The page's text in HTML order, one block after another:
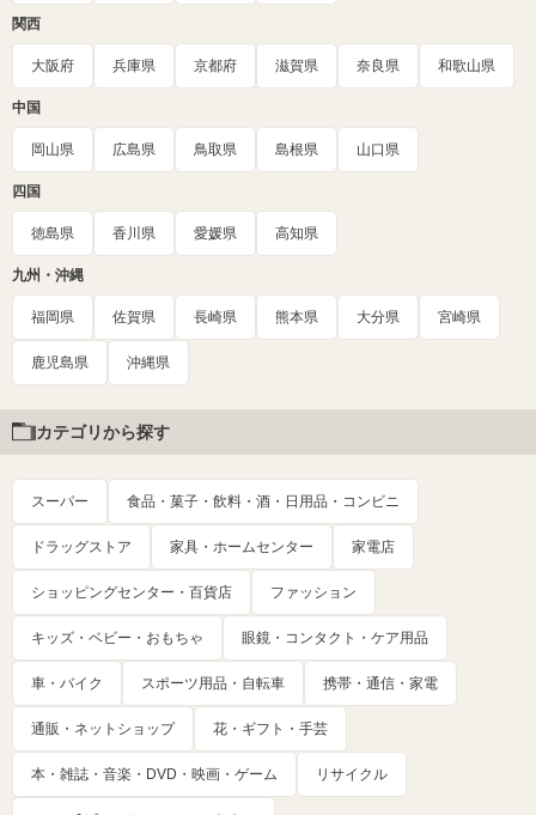
関西
大阪府 兵庫県 京都府 滋賀県 奈良県 和歌山県
中国
岡山県 広島県 鳥取県 島根県 山口県
四国
徳島県 香川県 愛媛県 高知県
九州・沖縄
福岡県 佐賀県 長崎県 熊本県 大分県 宮崎県
鹿児島県 沖縄県
カテゴリから探す
スーパー 食品・菓子・飲料・酒・日用品・コンビニ
ドラッグストア 家具・ホームセンター 家電店
ショッピングセンター・百貨店 ファッション
キッズ・ベビー・おもちゃ 眼鏡・コンタクト・ケア用品
車・バイク スポーツ用品・自転車 携帯・通信・家電
通販・ネットショップ 花・ギフト・手芸
本・雑誌・音楽・DVD・映画・ゲーム リサイクル